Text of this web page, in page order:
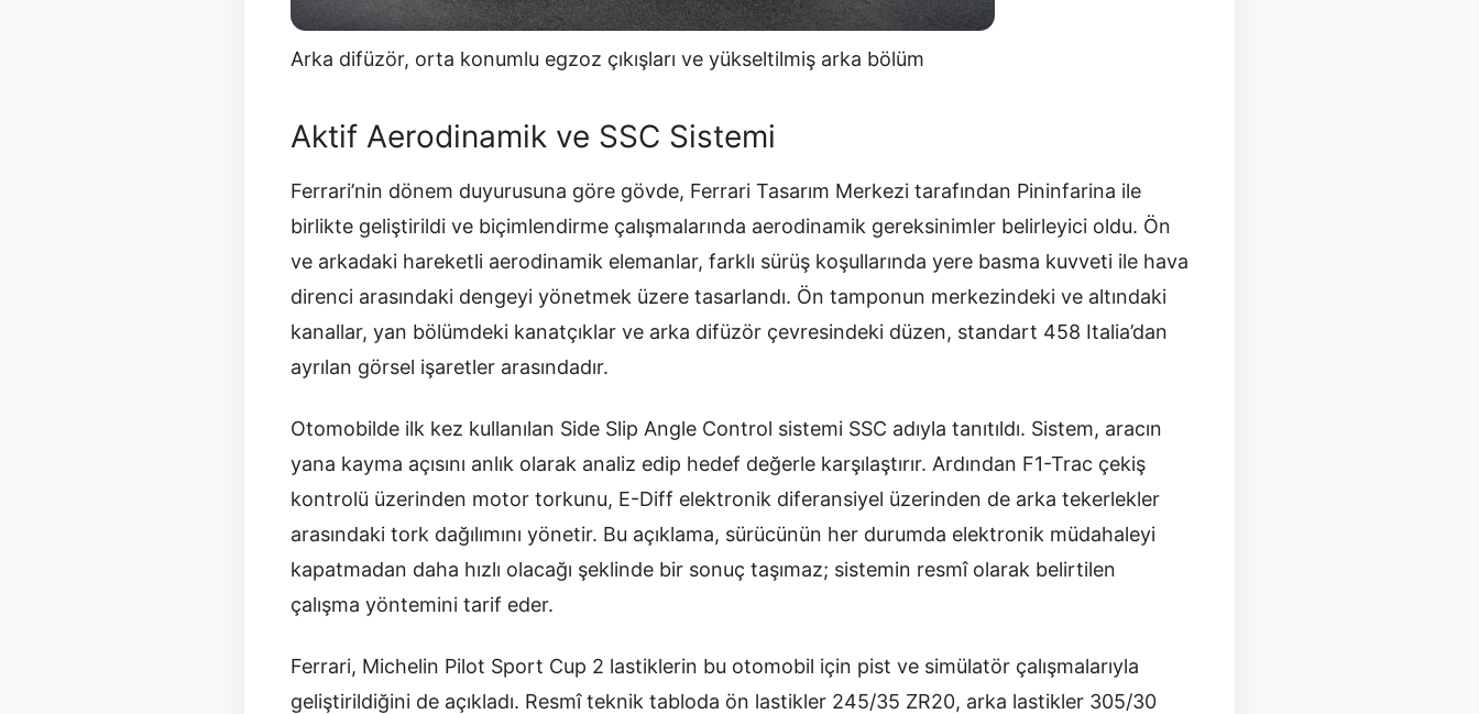
Arka difüzör, orta konumlu egzoz çıkışları ve yükseltilmiş arka bölüm
Aktif Aerodinamik ve SSC Sistemi
Ferrari’nin dönem duyurusuna göre gövde, Ferrari Tasarım Merkezi tarafından Pininfarina ile
birlikte geliştirildi ve biçimlendirme çalışmalarında aerodinamik gereksinimler belirleyici oldu. Ön
ve arkadaki hareketli aerodinamik elemanlar, farklı sürüş koşullarında yere basma kuvveti ile hava
direnci arasındaki dengeyi yönetmek üzere tasarlandı. Ön tamponun merkezindeki ve altındaki
kanallar, yan bölümdeki kanatçıklar ve arka difüzör çevresindeki düzen, standart 458 Italia’dan
ayrılan görsel işaretler arasındadır.
Otomobilde ilk kez kullanılan Side Slip Angle Control sistemi SSC adıyla tanıtıldı. Sistem, aracın
yana kayma açısını anlık olarak analiz edip hedef değerle karşılaştırır. Ardından F1-Trac çekiş
kontrolü üzerinden motor torkunu, E-Diff elektronik diferansiyel üzerinden de arka tekerlekler
arasındaki tork dağılımını yönetir. Bu açıklama, sürücünün her durumda elektronik müdahaleyi
kapatmadan daha hızlı olacağı şeklinde bir sonuç taşımaz; sistemin resmî olarak belirtilen
çalışma yöntemini tarif eder.
Ferrari, Michelin Pilot Sport Cup 2 lastiklerin bu otomobil için pist ve simülatör çalışmalarıyla
geliştirildiğini de açıkladı. Resmî teknik tabloda ön lastikler 245/35 ZR20, arka lastikler 305/30